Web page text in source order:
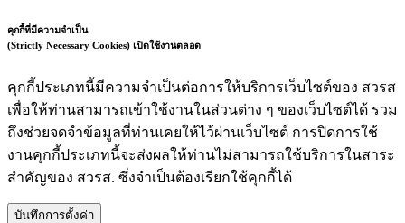
คุกกี้ที่มีความจำเป็น
(Strictly Necessary Cookies) เปิดใช้งานตลอด
คุกกี้ประเภทนี้มีความจำเป็นต่อการให้บริการเว็บไซต์ของ สวรส
เพื่อให้ท่านสามารถเข้าใช้งานในส่วนต่าง ๆ ของเว็บไซต์ได้ รวม
ถึงช่วยจดจำข้อมูลที่ท่านเคยให้ไว้ผ่านเว็บไซต์ การปิดการใช้
งานคุกกี้ประเภทนี้จะส่งผลให้ท่านไม่สามารถใช้บริการในสาระ
สำคัญของ สวรส. ซึ่งจำเป็นต้องเรียกใช้คุกกี้ได้
บันทึกการตั้งค่า